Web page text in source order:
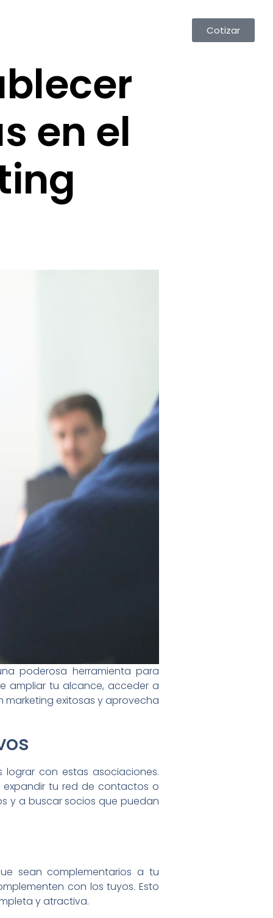
Cotizar
en el
poderosa herramienta para
ampliar tu alcance, acceder a
marketing exitosas y aprovecha
con estas asociaciones.
expandir tu red de contactos o
y a buscar socios que puedan
sean complementarios a tu
con los tuyos. Esto
y atractiva.